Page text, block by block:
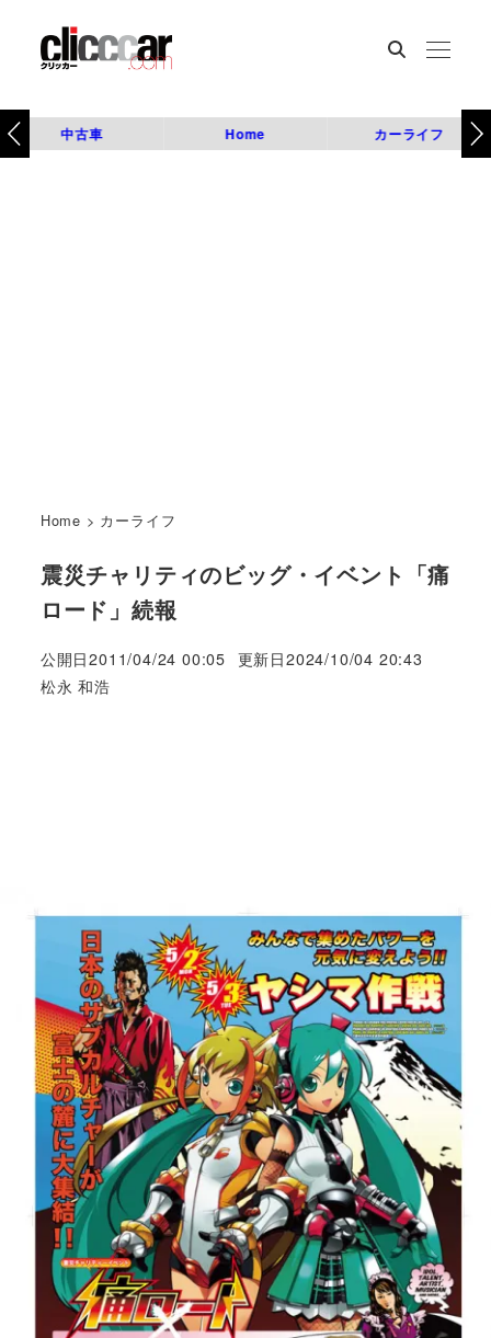
中古車 Home カーライフ
Home > カーライフ
震災チャリティのビッグ・イベント「痛
ロード」続報
公開日2011/04/24 00:05 更新日2024/10/04 20:43
著
松永 和浩